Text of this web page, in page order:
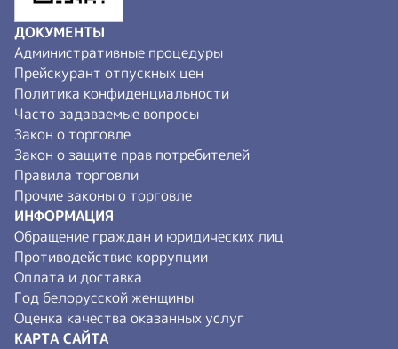
ДОКУМЕНТЫ
Административные процедуры
Прейскурант отпускных цен
Политика конфиденциальности
Часто задаваемые вопросы
Закон о торговле
Закон о защите прав потребителей
Правила торговли
Прочие законы о торговле
ИНФОРМАЦИЯ
Обращение граждан и юридических лиц
Противодействие коррупции
Оплата и доставка
Год белорусской женщины
Оценка качества оказанных услуг
КАРТА САЙТА